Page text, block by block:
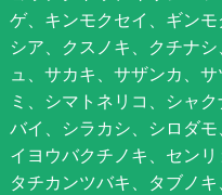
ゲ、キンモクセイ、ギン
シア、クスノキ、クチナ
ュ、サカキ、サザンカ、
ミ、シマトネリコ、シャ
バイ、シラカシ、シロダ
イヨウバクチノキ、センリ
タチカンツバキ、タブノ